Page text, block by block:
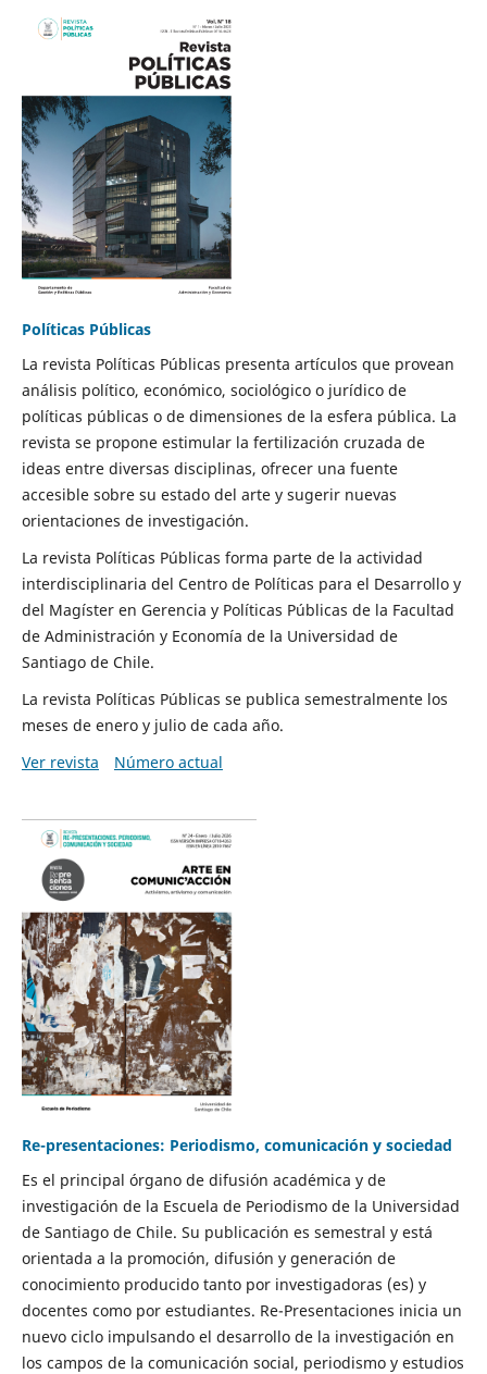
Políticas Públicas
La revista Políticas Públicas presenta artículos que provean
análisis político, económico, sociológico o jurídico de
políticas públicas o de dimensiones de la esfera pública. La
revista se propone estimular la fertilización cruzada de
ideas entre diversas disciplinas, ofrecer una fuente
accesible sobre su estado del arte y sugerir nuevas
orientaciones de investigación.
La revista Políticas Públicas forma parte de la actividad
interdisciplinaria del Centro de Políticas para el Desarrollo y
del Magíster en Gerencia y Políticas Públicas de la Facultad
de Administración y Economía de la Universidad de
Santiago de Chile.
La revista Políticas Públicas se publica semestralmente los
meses de enero y julio de cada año.
Ver revista
Número actual
Re-presentaciones: Periodismo, comunicación y sociedad
Es el principal órgano de difusión académica y de
investigación de la Escuela de Periodismo de la Universidad
de Santiago de Chile. Su publicación es semestral y está
orientada a la promoción, difusión y generación de
conocimiento producido tanto por investigadoras (es) y
docentes como por estudiantes. Re-Presentaciones inicia un
nuevo ciclo impulsando el desarrollo de la investigación en
los campos de la comunicación social, periodismo y estudios